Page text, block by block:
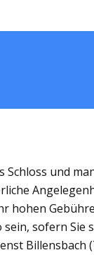
Schloss und
hohen
sein, sofern Sie
Billensbach